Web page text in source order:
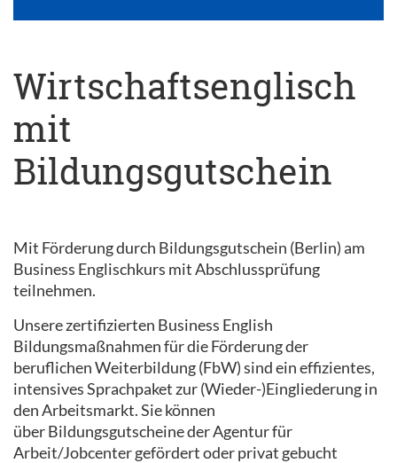
Wirtschaftsenglisch
mit
Bildungsgutschein
Mit Förderung durch Bildungsgutschein (Berlin) am
Business Englischkurs mit Abschlussprüfung
teilnehmen.
Unsere zertifizierten Business English
Bildungsmaßnahmen für die Förderung der
beruflichen Weiterbildung (FbW) sind ein effizientes,
intensives Sprachpaket zur (Wieder-)Eingliederung in
den Arbeitsmarkt. Sie können
über Bildungsgutscheine der Agentur für
Arbeit/Jobcenter gefördert oder privat gebucht